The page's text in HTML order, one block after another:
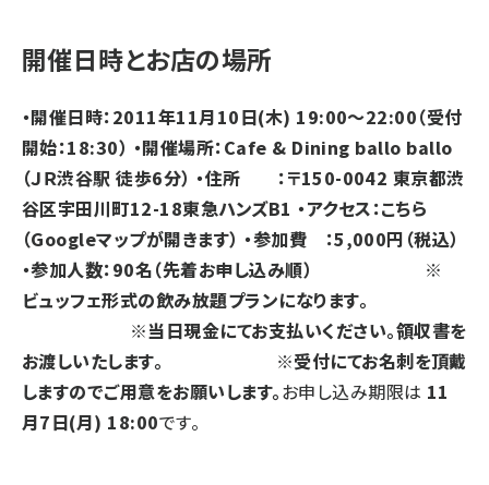
開催日時とお店の場所
・開催日時：2011年11月10日(木) 19:00～22:00（受付
開始：18:30） ・開催場所：Cafe & Dining ballo ballo
（ＪＲ渋谷駅 徒歩6分） ・住所 ：〒150-0042 東京都渋
谷区宇田川町12-18東急ハンズB1 ・アクセス：こちら
（Googleマップが開きます） ・参加費 ：5,000円（税込）
・参加人数：90名（先着お申し込み順） ※
ビュッフェ形式の飲み放題プランになります。
※当日現金にてお支払いください。領収書を
お渡しいたします。 ※受付にてお名刺を頂戴
しますのでご用意をお願いします。お申し込み期限は 11
月7日(月) 18:00です。